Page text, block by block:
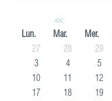
<<
Lun.
Mar. Mer.
27
28 29
3
4 5
10
11 12
17
18 19